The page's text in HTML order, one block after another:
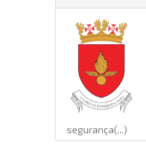
segurança(...)